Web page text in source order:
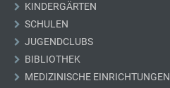
KINDERGÄRTEN
SCHULEN
JUGENDCLUBS
BIBLIOTHEK
MEDIZINISCHE EINRICHTUNGEN